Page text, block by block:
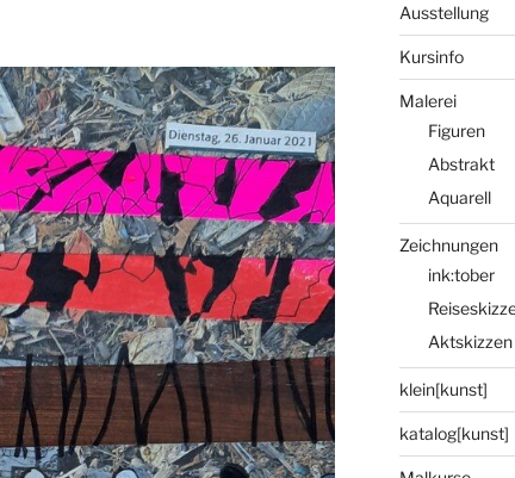
Ausstellung
Kursinfo
Malerei
Figuren
Abstrakt
Aquarell
Zeichnungen
ink:tober
Aktskizzen
klein[kunst]
katalog[kunst]